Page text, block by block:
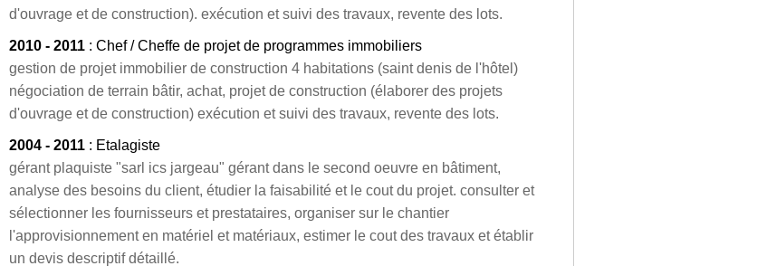
d'ouvrage et de construction). exécution et suivi des travaux, revente des lots.
2010 - 2011 : Chef / Cheffe de projet de programmes immobiliers
gestion de projet immobilier de construction 4 habitations (saint denis de l'hôtel)
négociation de terrain bâtir, achat, projet de construction (élaborer des projets
d'ouvrage et de construction) exécution et suivi des travaux, revente des lots.
2004 - 2011 : Etalagiste
gérant plaquiste "sarl ics jargeau" gérant dans le second oeuvre en bâtiment,
analyse des besoins du client, étudier la faisabilité et le cout du projet. consulter et
sélectionner les fournisseurs et prestataires, organiser sur le chantier
l'approvisionnement en matériel et matériaux, estimer le cout des travaux et établir
un devis descriptif détaillé.